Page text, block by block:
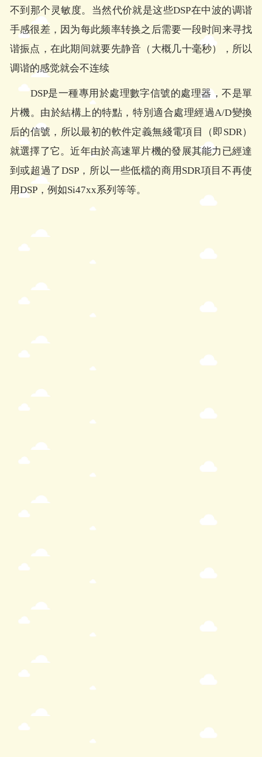
不到那个灵敏度。当然代价就是这些DSP在中波的调谐
手感很差，因为每此频率转换之后需要一段时间来寻找
谐振点，在此期间就要先静音（大概几十毫秒），所以
调谐的感觉就会不连续
DSP是一種專用於處理數字信號的處理器，不是單
片機。由於結構上的特點，特別適合處理經過A/D變換
后的信號，所以最初的軟件定義無綫電項目（即SDR）
就選擇了它。近年由於高速單片機的發展其能力已經達
到或超過了DSP，所以一些低檔的商用SDR項目不再使
用DSP，例如Si47xx系列等等。